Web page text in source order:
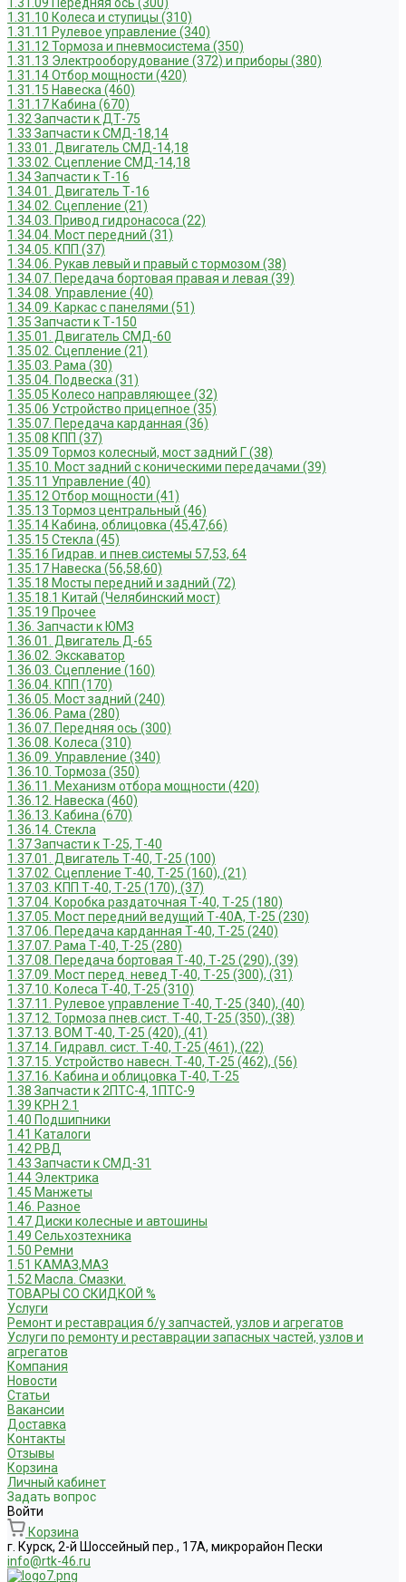
1.31.10 Колеса и ступицы (310)
1.31.11 Рулевое управление (340)
1.31.12 Тормоза и пневмосистема (350)
1.31.13 Электрооборудование (372) и приборы (380)
1.31.14 Отбор мощности (420)
1.31.15 Навеска (460)
1.31.17 Кабина (670)
1.32 Запчасти к ДТ-75
1.33 Запчасти к СМД-18,14
1.33.01. Двигатель СМД-14,18
1.33.02. Сцепление СМД-14,18
1.34 Запчасти к Т-16
1.34.01. Двигатель Т-16
1.34.02. Сцепление (21)
1.34.03. Привод гидронасоса (22)
1.34.04. Мост передний (31)
1.34.05. КПП (37)
1.34.06. Рукав левый и правый с тормозом (38)
1.34.07. Передача бортовая правая и левая (39)
1.34.08. Управление (40)
1.34.09. Каркас с панелями (51)
1.35 Запчасти к Т-150
1.35.01. Двигатель СМД-60
1.35.02. Сцепление (21)
1.35.03. Рама (30)
1.35.04. Подвеска (31)
1.35.05 Колесо направляющее (32)
1.35.06 Устройство прицепное (35)
1.35.07. Передача карданная (36)
1.35.08 КПП (37)
1.35.09 Тормоз колесный, мост задний Г (38)
1.35.10. Мост задний с коническими передачами (39)
1.35.11 Управление (40)
1.35.12 Отбор мощности (41)
1.35.13 Тормоз центральный (46)
1.35.14 Кабина, облицовка (45,47,66)
1.35.15 Стекла (45)
1.35.16 Гидрав. и пнев.системы 57,53, 64
1.35.17 Навеска (56,58,60)
1.35.18 Мосты передний и задний (72)
1.35.18.1 Китай (Челябинский мост)
1.35.19 Прочее
1.36. Запчасти к ЮМЗ
1.36.01. Двигатель Д-65
1.36.02. Экскаватор
1.36.03. Сцепление (160)
1.36.04. КПП (170)
1.36.05. Мост задний (240)
1.36.06. Рама (280)
1.36.07. Передняя ось (300)
1.36.08. Колеса (310)
1.36.09. Управление (340)
1.36.10. Тормоза (350)
1.36.11. Механизм отбора мощности (420)
1.36.12. Навеска (460)
1.36.13. Кабина (670)
1.36.14. Стекла
1.37 Запчасти к Т-25, Т-40
1.37.01. Двигатель Т-40, Т-25 (100)
1.37.02. Сцепление Т-40, Т-25 (160), (21)
1.37.03. КПП Т-40, Т-25 (170), (37)
1.37.04. Коробка раздаточная Т-40, Т-25 (180)
1.37.05. Мост передний ведущий Т-40А, Т-25 (230)
1.37.06. Передача карданная Т-40, Т-25 (240)
1.37.07. Рама Т-40, Т-25 (280)
1.37.08. Передача бортовая Т-40, Т-25 (290), (39)
1.37.09. Мост перед. невед Т-40, Т-25 (300), (31)
1.37.10. Колеса Т-40, Т-25 (310)
1.37.11. Рулевое управление Т-40, Т-25 (340), (40)
1.37.12. Тормоза пнев.сист. Т-40, Т-25 (350), (38)
1.37.13. ВОМ Т-40, Т-25 (420), (41)
1.37.14. Гидравл. сист. Т-40, Т-25 (461), (22)
1.37.15. Устройство навесн. Т-40, Т-25 (462), (56)
1.37.16. Кабина и облицовка Т-40, Т-25
1.38 Запчасти к 2ПТС-4, 1ПТС-9
1.39 КРН 2.1
1.40 Подшипники
1.41 Каталоги
1.42 РВД
1.43 Запчасти к СМД-31
1.44 Электрика
1.45 Манжеты
1.46. Разное
1.47 Диски колесные и автошины
1.49 Сельхозтехника
1.50 Ремни
1.51 КАМАЗ,МАЗ
1.52 Масла. Смазки.
ТОВАРЫ СО СКИДКОЙ %
Услуги
Ремонт и реставрация б/у запчастей, узлов и агрегатов
Услуги по ремонту и реставрации запасных частей, узлов и
агрегатов
Компания
Новости
Статьи
Вакансии
Доставка
Контакты
Отзывы
Корзина
Личный кабинет
Задать вопрос
Войти
Корзина
г. Курск, 2-й Шоссейный пер., 17А, микрорайон Пески
info@rtk-46.ru